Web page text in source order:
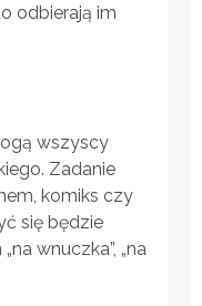
odbierają im
wszyscy
Zadanie
komiks czy
się będzie
wnuczka”, „na